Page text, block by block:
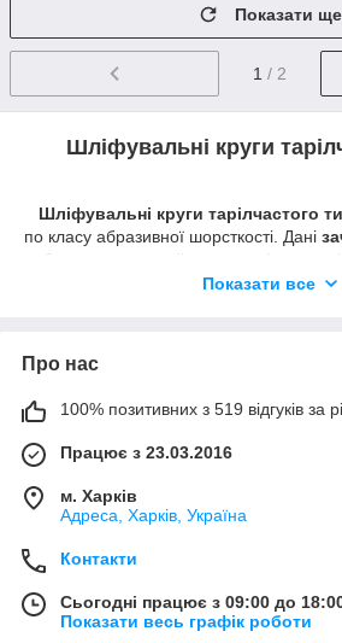
Показати ще
1 / 2
Шліфувальні круги
Шліфувальні круги тарілчастого
по класу абразивної шорсткості. Дані
собою коло, на який по колу міцно
шліфувальної шкурки певної
Відносно невисока ціна, великі сфери
популярність при виконанні обдирних і
Магазин ШЛІФГРУПдля Вас пропонує
КЛТ різних виробників різного класу
шліфувальної.
Показати все
Про нас
100% позитивних з 519 відгуків за
Працює з 23.03.2016
м. Харків
Адреса, Харків, Україна
Контакти
Сьогодні працює з 09:00 до
Показати весь графік роботи